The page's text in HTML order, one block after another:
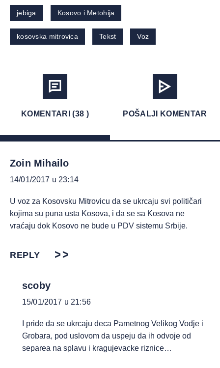
jebiga Kosovo i Metohija
kosovska mitrovica Tekst Voz
KOMENTARI (38 ) POŠALJI KOMENTAR
Zoin Mihailo
14/01/2017 u 23:14
U voz za Kosovsku Mitrovicu da se ukrcaju svi političari
kojima su puna usta Kosova, i da se sa Kosova ne
vraćaju dok Kosovo ne bude u PDV sistemu Srbije.
REPLY
scoby
15/01/2017 u 21:56
I pride da se ukrcaju deca Pametnog Velikog Vodje i
Grobara, pod uslovom da uspeju da ih odvoje od
separea na splavu i kragujevacke riznice…